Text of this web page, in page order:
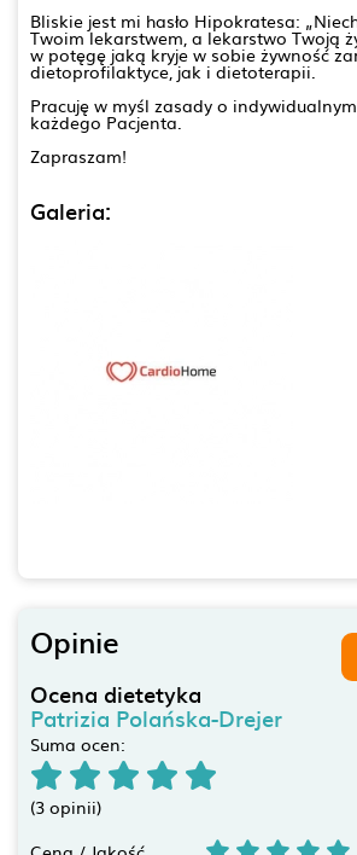
Bliskie jest mi hasło Hipokratesa:
Twoim lekarstwem, a lekarstwo Twoją
w potęgę jaką kryje w sobie żywność
dietoprofilaktyce, jak i dietoterapii.
Pracuję w myśl zasady o
każdego Pacjenta.
Zapraszam!
Galeria:
Opinie
Ocena dietetyka
Patrizia Polańska-Drejer
Suma ocen:
(3 opinii)